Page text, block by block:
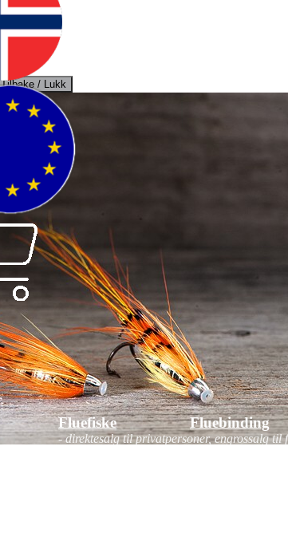
Fluefiske Fluebinding
- direktesalg til privatpersoner, engrossalg til
Tilbake / Lukk